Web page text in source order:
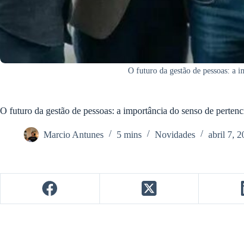
O futuro da gestão de pessoas: a
O futuro da gestão de pessoas: a importância do senso de
Marcio Antunes 5 mins Novidades abril 7,